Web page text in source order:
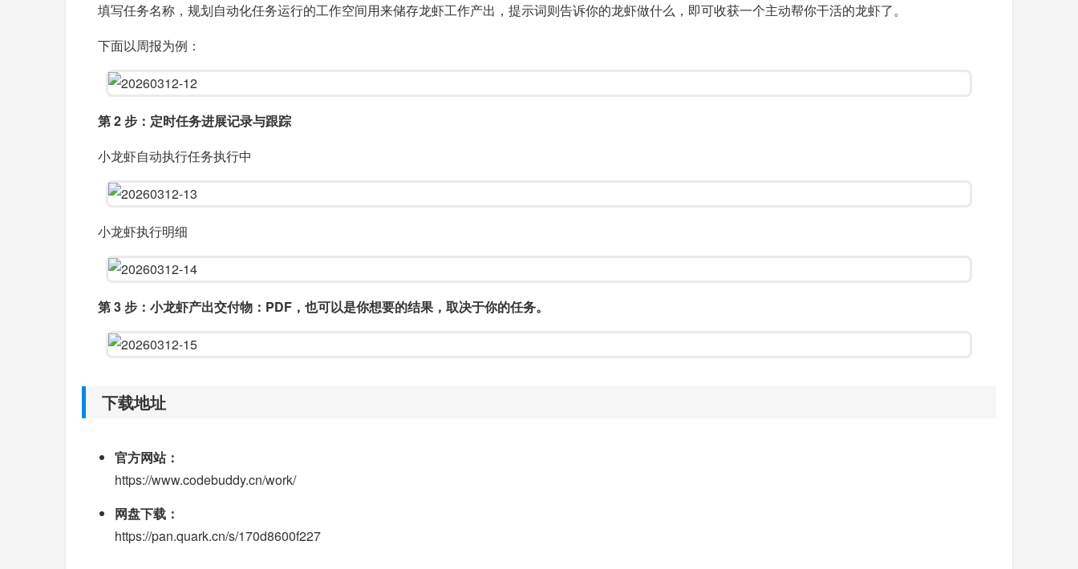
填写任务名称，规划自动化任务运行的工作空间用来储存龙虾工作产出，提示词则告诉你的龙虾做什么，即可收获一个主动帮你干活的龙虾了。
下面以周报为例：
第 2 步：定时任务进展记录与跟踪
小龙虾自动执行任务执行中
小龙虾执行明细
第 3 步：小龙虾产出交付物：PDF，也可以是你想要的结果，取决于你的任务。
下载地址
官方网站：
https://www.codebuddy.cn/work/
网盘下载：
https://pan.quark.cn/s/170d8600f227